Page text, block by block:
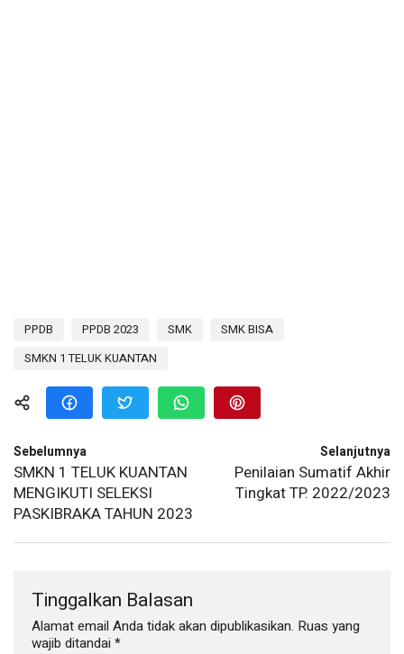
PPDB PPDB 2023 SMK
SMK BISA
SMKN 1 TELUK KUANTAN
Sebelumnya
SMKN 1 TELUK KUANTAN
MENGIKUTI SELEKSI
PASKIBRAKA TAHUN 2023
Selanjutnya
Penilaian Sumatif Akhir
Tingkat TP. 2022/2023
Tinggalkan Balasan
Alamat email Anda tidak akan dipublikasikan. Ruas yang
wajib ditandai *